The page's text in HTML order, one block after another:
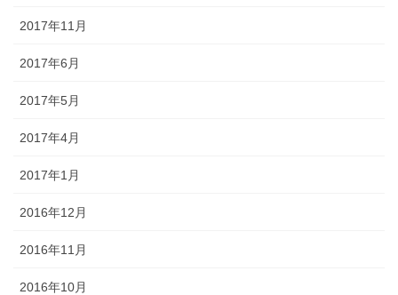
2017年11月
2017年6月
2017年5月
2017年4月
2017年1月
2016年12月
2016年11月
2016年10月